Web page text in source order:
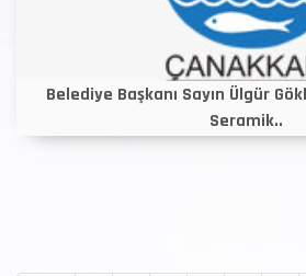
Belediye Başkanı Sayın Ülgür
Seramik..